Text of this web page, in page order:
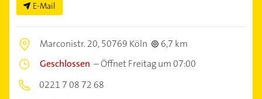
E-Mail
Marconistr. 20,50769 Köln
6,7 km
Geschlossen –Öffnet Freitag um 07:00
0221 7 08 72 68